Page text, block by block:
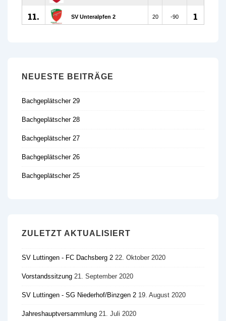
NEUESTE BEITRÄGE
Bachgeplätscher 29
Bachgeplätscher 28
Bachgeplätscher 27
Bachgeplätscher 26
Bachgeplätscher 25
ZULETZT AKTUALISIERT
SV Luttingen - FC Dachsberg 2 22. Oktober 2020
Vorstandssitzung 21. September 2020
SV Luttingen - SG Niederhof/​Binzgen 2 19. August 2020
Jahreshauptversammlung 21. Juli 2020